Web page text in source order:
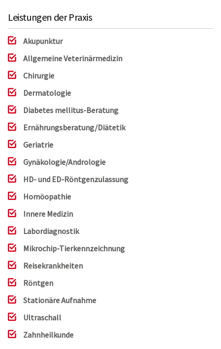
Leistungen der Praxis
Akupunktur
Allgemeine Veterinärmedizin
Chirurgie
Dermatologie
Diabetes mellitus-Beratung
Ernährungsberatung/Diätetik
Geriatrie
Gynäkologie/Andrologie
HD- und ED-Röntgenzulassung
Homöopathie
Innere Medizin
Labordiagnostik
Mikrochip-Tierkennzeichnung
Reisekrankheiten
Röntgen
Stationäre Aufnahme
Ultraschall
Zahnheilkunde